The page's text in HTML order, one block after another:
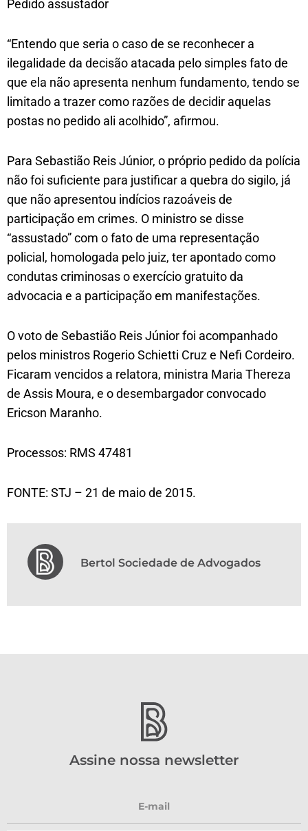
Pedido assustador
“Entendo que seria o caso de se reconhecer a
ilegalidade da decisão atacada pelo simples fato de
que ela não apresenta nenhum fundamento, tendo se
limitado a trazer como razões de decidir aquelas
postas no pedido ali acolhido”, afirmou.
Para Sebastião Reis Júnior, o próprio pedido da polícia
não foi suficiente para justificar a quebra do sigilo, já
que não apresentou indícios razoáveis de
participação em crimes. O ministro se disse
“assustado” com o fato de uma representação
policial, homologada pelo juiz, ter apontado como
condutas criminosas o exercício gratuito da
advocacia e a participação em manifestações.
O voto de Sebastião Reis Júnior foi acompanhado
pelos ministros Rogerio Schietti Cruz e Nefi Cordeiro.
Ficaram vencidos a relatora, ministra Maria Thereza
de Assis Moura, e o desembargador convocado
Ericson Maranho.
Processos: RMS 47481
FONTE: STJ – 21 de maio de 2015.
Bertol Sociedade de Advogados
Assine nossa newsletter